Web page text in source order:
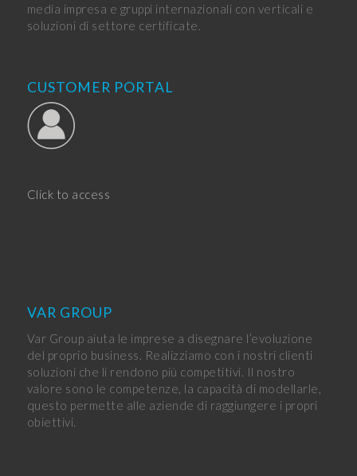
media impresa e gruppi internazionali con verticali e
soluzioni di settore certificate.
CUSTOMER PORTAL
Click to access
VAR GROUP
Var Group aiuta le imprese a disegnare l’evoluzione
del proprio business. Realizziamo con i nostri clienti
soluzioni che li rendono più competitivi. Il nostro
valore sono le competenze, la capacità di modellarle,
questo permette alle aziende di raggiungere i propri
obiettivi.